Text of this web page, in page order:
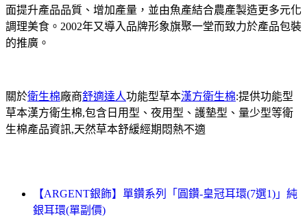
面提升產品品質、增加產量，並由魚產結合農產製造更多元化
調理美食。2002年又導入品牌形象旗聚一堂而致力於產品包裝
的推廣。
關於衛生棉廠商舒適達人功能型草本漢方衛生棉:提供功能型
草本漢方衛生棉,包含日用型、夜用型、護墊型、量少型等衛
生棉產品資訊,天然草本舒緩經期悶熱不適
【ARGENT銀飾】單鑽系列「圓鑽-皇冠耳環(7選1)」純
銀耳環(單副價)